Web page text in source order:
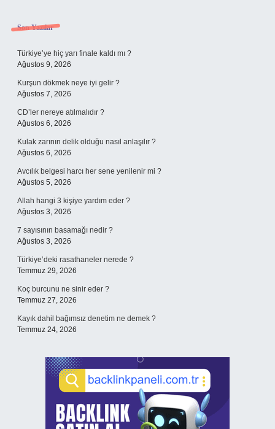
Sidebar
Son Yazılar
Türkiye’ye hiç yarı finale kaldı mı ?
Ağustos 9, 2026
Kurşun dökmek neye iyi gelir ?
Ağustos 7, 2026
CD’ler nereye atılmalıdır ?
Ağustos 6, 2026
Kulak zarının delik olduğu nasıl anlaşılır ?
Ağustos 6, 2026
Avcılık belgesi harcı her sene yenilenir mi ?
Ağustos 5, 2026
Allah hangi 3 kişiye yardım eder ?
Ağustos 3, 2026
7 sayısının basamağı nedir ?
Ağustos 3, 2026
Türkiye’deki rasathaneler nerede ?
Temmuz 29, 2026
Koç burcunu ne sinir eder ?
Temmuz 27, 2026
Kayık dahil bağımsız denetim ne demek ?
Temmuz 24, 2026